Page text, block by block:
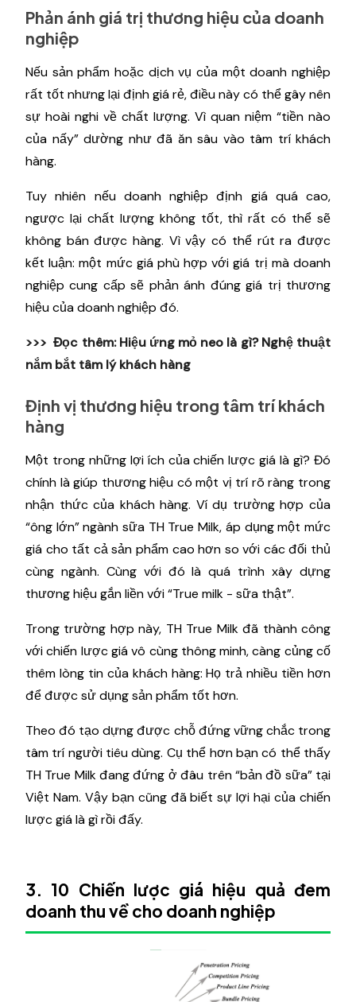
Phản ánh giá trị thương hiệu của doanh
nghiệp
Nếu sản phẩm hoặc dịch vụ của một doanh nghiệp
rất tốt nhưng lại định giá rẻ, điều này có thể gây nên
sự hoài nghi về chất lượng. Vì quan niệm “tiền nào
của nấy” dường như đã ăn sâu vào tâm trí khách
hàng.
Tuy nhiên nếu doanh nghiệp định giá quá cao,
ngược lại chất lượng không tốt, thì rất có thể sẽ
không bán được hàng. Vì vậy có thể rút ra được
kết luận: một mức giá phù hợp với giá trị mà doanh
nghiệp cung cấp sẽ phản ánh đúng giá trị thương
hiệu của doanh nghiệp đó.
>>> Đọc thêm:Hiệu ứng mỏ neo là gì? Nghệ thuật
nắm bắt tâm lý khách hàng
Định vị thương hiệu trong tâm trí khách
hàng
Một trong những lợi ích của chiến lược giá là gì? Đó
chính là giúp thương hiệu có một vị trí rõ ràng trong
nhận thức của khách hàng. Ví dụ trường hợp của
“ông lớn” ngành sữa TH True Milk, áp dụng một mức
giá cho tất cả sản phẩm cao hơn so với các đối thủ
cùng ngành. Cùng với đó là quá trình xây dựng
thương hiệu gắn liền với “True milk - sữa thật”.
Trong trường hợp này, TH True Milk đã thành công
với chiến lược giá vô cùng thông minh, càng củng cố
thêm lòng tin của khách hàng: Họ trả nhiều tiền hơn
để được sử dụng sản phẩm tốt hơn.
Theo đó tạo dựng được chỗ đứng vững chắc trong
tâm trí người tiêu dùng. Cụ thể hơn bạn có thể thấy
TH True Milk đang đứng ở đâu trên “bản đồ sữa” tại
Việt Nam. Vậy bạn cũng đã biết sự lợi hại của chiến
lược giá là gì rồi đấy.
3. 10 Chiến lược giá hiệu quả đem
doanh thu về cho doanh nghiệp